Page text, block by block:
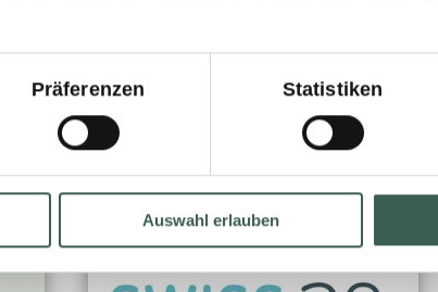
Präferenzen Statistiken
Auswahl erlauben
Weitere News